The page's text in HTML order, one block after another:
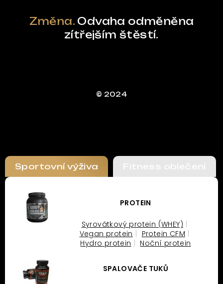
Změna. Odvaha odměněna
zítřejším štěstí.
© 2024
Sportovní výživa Fitness oblečení
PROTEIN
Syrovátkový protein (WHEY)
Vegan protein
Protein CFM
Hydro protein
Noční protein
SPALOVAČE TUKŮ